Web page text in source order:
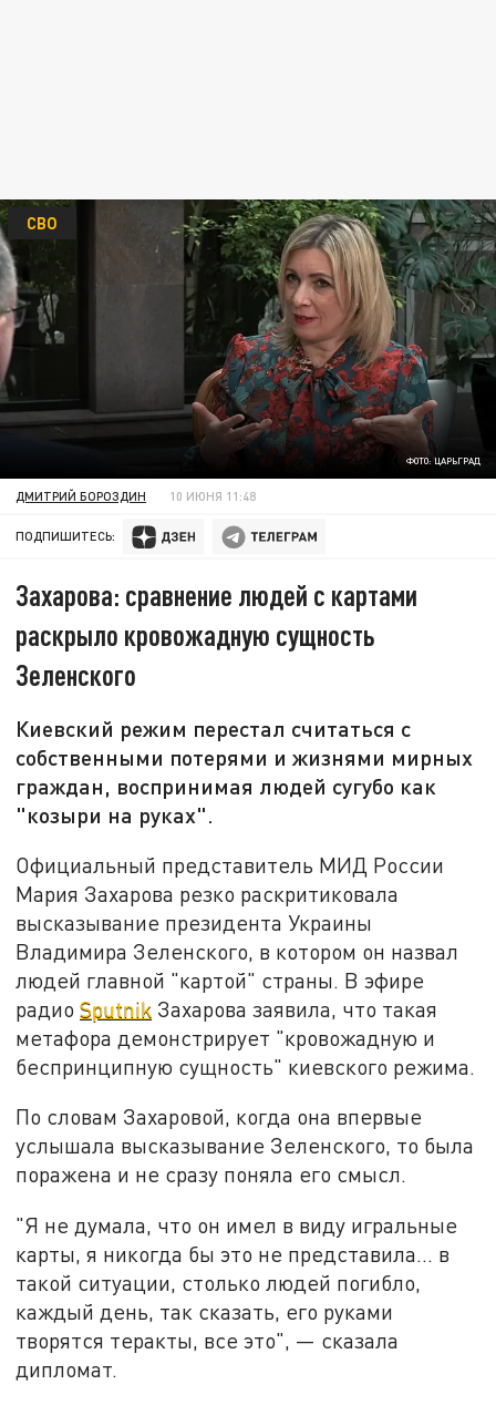
ФОТО: ЦАРЬГРАД
СВО
ДМИТРИЙ БОРОЗДИН 10 ИЮНЯ 11:48
ПОДПИШИТЕСЬ:
Захарова: сравнение людей с картами
раскрыло кровожадную сущность
Зеленского
Киевский режим перестал считаться с
собственными потерями и жизнями мирных
граждан, воспринимая людей сугубо как
"козыри на руках".
Официальный представитель МИД России
Мария Захарова резко раскритиковала
высказывание президента Украины
Владимира Зеленского, в котором он назвал
людей главной "картой" страны. В эфире
радиоSputnik Захарова заявила, что такая
метафора демонстрирует "кровожадную и
беспринципную сущность" киевского режима.
По словам Захаровой, когда она впервые
услышала высказывание Зеленского, то была
поражена и не сразу поняла его смысл.
"Я не думала, что он имел в виду игральные
карты, я никогда бы это не представила... в
такой ситуации, столько людей погибло,
каждый день, так сказать, его руками
творятся теракты, все это", — сказала
дипломат.